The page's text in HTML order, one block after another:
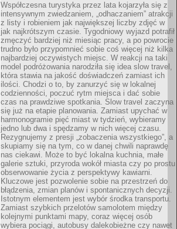
Współczesna turystyka przez lata kojarzyła się z
intensywnym zwiedzaniem, „odhaczaniem” atrakcji
z listy i robieniem jak największej liczby zdjęć w
jak najkrótszym czasie. Tygodniowy wyjazd potrafił
zmęczyć bardziej niż miesiąc pracy, a po powrocie
trudno było przypomnieć sobie coś więcej niż kilka
najbardziej oczywistych miejsc. W reakcji na taki
model podróżowania narodziła się idea slow travel,
która stawia na jakość doświadczeń zamiast ich
ilości. Chodzi o to, by zanurzyć się w lokalnej
codzienności, poczuć rytm miejsca i dać sobie
czas na prawdziwe spotkania. Slow travel zaczyna
się już na etapie planowania. Zamiast upychać w
harmonogramie pięć miast w tydzień, wybieramy
jedno lub dwa i spędzamy w nich więcej czasu.
Rezygnujemy z presji „zobaczenia wszystkiego”, a
skupiamy się na tym, co w danej chwili naprawdę
nas ciekawi. Może to być lokalna kuchnia, małe
galerie sztuki, przyroda wokół miasta czy po prostu
obserwowanie życia z perspektywy kawiarni.
Kluczowe jest pozwolenie sobie na przestrzeń do
błądzenia, zmian planów i spontanicznych decyzji.
Istotnym elementem jest wybór środka transportu.
Zamiast szybkich przelotów samolotem między
kolejnymi punktami mapy, coraz więcej osób
wybiera pociągi, autobusy dalekobieżne czy nawet